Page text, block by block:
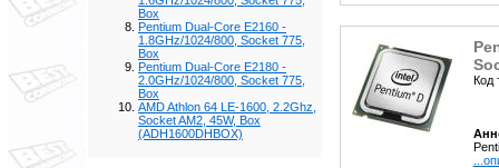
Box
Pentium Dual-Core E2160 -
1.8GHz/1024/800, Socket 775,
Box
Pentium Dual-Core E2180 -
2.0GHz/1024/800, Socket 775,
Box
AMD Athlon 64 LE-1600, 2.2Ghz,
Socket AM2, 45W, Box
(ADH1600DHBOX)
Код